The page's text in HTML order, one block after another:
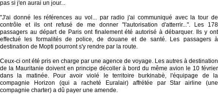
pas si j'en aurai un jour...
"J'ai donné les références au vol... par radio j'ai communiqué avec la tour de
contrôle et ils ont refusé de me donner "l'autorisation d'atterrir...". Les 178
passagers au départ de Paris ont finalement été autorisé à débarquer. Ils y ont
effectué les formalités de police, de douane et de santé. Les passagers à
destination de Mopti pourront s'y rendre par la route.
Ceux-ci ont été pris en charge par une agence de voyage. Les autres à destination
de la Mauritanie doivent en principe décoller à bord du même avion le 10 février
dans la matinée. Pour avoir violé le territoire burkinabè, l'équipage de la
compagnie Horizon (qui a racheté Euralair) affrétée par Star airline (une
compagnie charter) a dû payer une amende.